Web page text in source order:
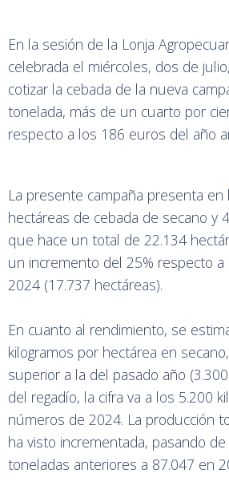
En la sesión de la Lonja
celebrada el miércoles, dos de
cotizar la cebada de la nueva
tonelada, más de un cuarto por
respecto a los 186 euros del año
La presente campaña presenta en
hectáreas de cebada de secano y
que hace un total de 22.134
un incremento del 25% respecto
2024 (17.737 hectáreas).
En cuanto al rendimiento, se
kilogramos por hectárea en
superior a la del pasado año
del regadío, la cifra va a los 5.200
números de 2024. La producción
ha visto incrementada, pasando
toneladas anteriores a 87.047 en